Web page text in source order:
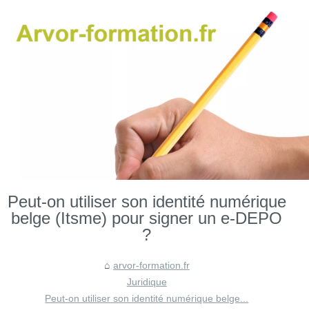
Peut-on utiliser son identité numérique
belge (Itsme) pour signer un e-DEPO
?
arvor-formation.fr
Juridique
Peut-on utiliser son identité numérique belge...